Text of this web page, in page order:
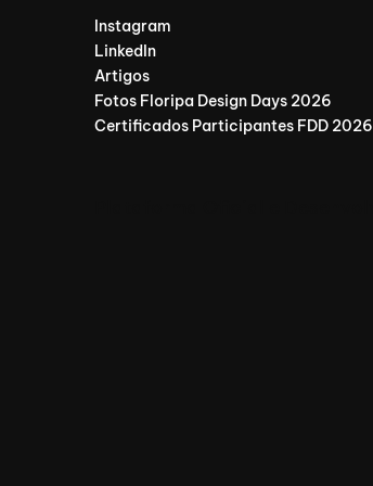
Instagram
LinkedIn
Artigos
Fotos Floripa Design Days 2026
Certificados Participantes FDD 2026